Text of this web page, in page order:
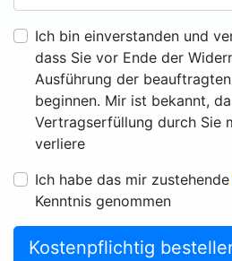
Ich bin einverstanden und
dass Sie vor Ende der
Ausführung der
beginnen. Mir ist bekannt,
Vertragserfüllung durch Sie
verliere
Ich habe das mir zustehende
Kenntnis genommen
Kostenpflichtig